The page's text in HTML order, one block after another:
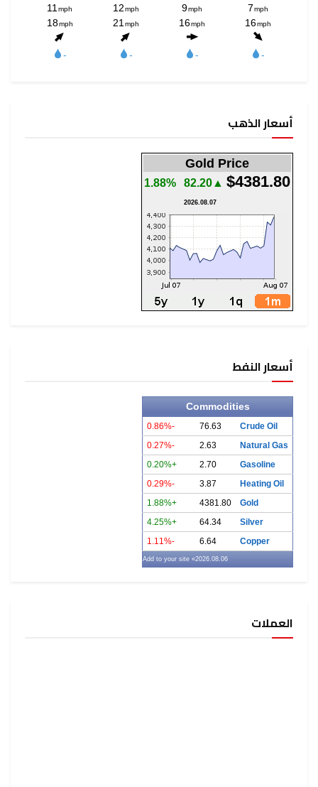
أسعار الذهب
Gold Price
$4381.80
▲82.20
1.88%
2026.08.07
أسعار النفط
Commodities
Crude Oil
76.63
-0.86%
Natural Gas
2.63
-0.27%
Gasoline
2.70
+0.20%
Heating Oil
3.87
-0.29%
Gold
4381.80
+1.88%
Silver
64.34
+4.25%
Copper
6.64
-1.11%
2026.08.06
» Add to your site
العملات